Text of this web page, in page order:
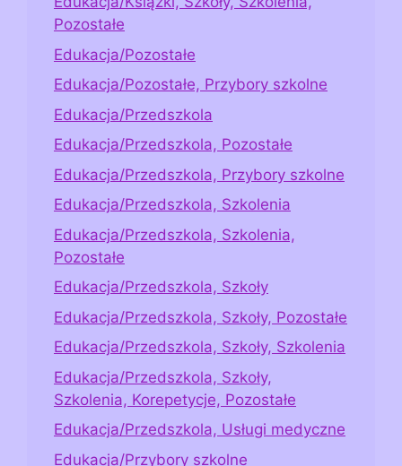
Pozostałe
Edukacja/Pozostałe
Edukacja/Pozostałe, Przybory szkolne
Edukacja/Przedszkola
Edukacja/Przedszkola, Pozostałe
Edukacja/Przedszkola, Przybory szkolne
Edukacja/Przedszkola, Szkolenia
Edukacja/Przedszkola, Szkolenia,
Pozostałe
Edukacja/Przedszkola, Szkoły
Edukacja/Przedszkola, Szkoły, Pozostałe
Edukacja/Przedszkola, Szkoły, Szkolenia
Edukacja/Przedszkola, Szkoły,
Szkolenia, Korepetycje, Pozostałe
Edukacja/Przedszkola, Usługi medyczne
Edukacja/Przybory szkolne